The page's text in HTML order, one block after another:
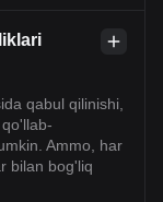
qabul qilinishi,
Ammo, har
bilan bog'liq